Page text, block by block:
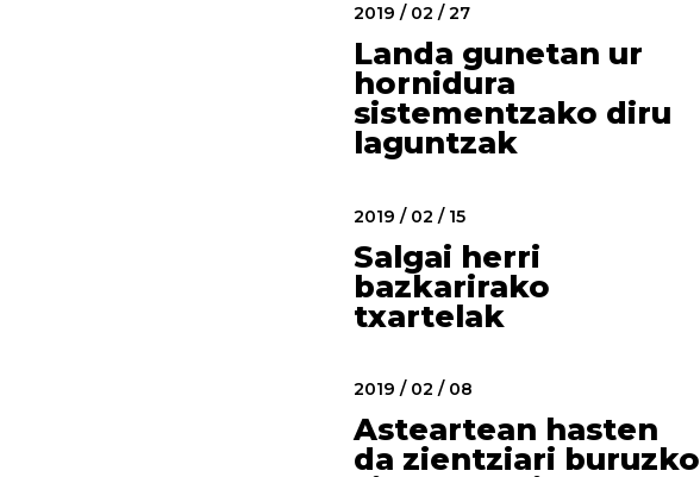
2019 / 02 / 27
Landa gunetan ur
hornidura
sistementzako diru
laguntzak
2019 / 02 / 15
Salgai herri
bazkarirako
txartelak
2019 / 02 / 08
Asteartean hasten
da zientziari buruzko